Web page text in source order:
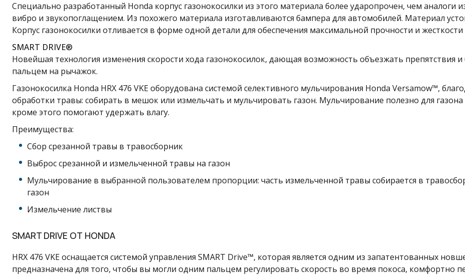
Специально разработанный Honda корпус газонокосилки из этого материала более ударопрочен, чем аналоги
вибро и звукопоглащением. Из похожего материала изготавливаются бампера для автомобилей. Материал
Корпус газонокосилки отливается в форме одной детали для обеспечения максимальной прочности и жесткости
SMART DRIVE®
Новейшая технология изменения скорости хода газонокосилок, дающая возможность объезжать
пальцем на рычажок.
Газонокосилка Honda HRX 476 VKE оборудована системой селективного мульчирования Honda Versamow™,
обработки травы: собирать в мешок или измельчать и мульчировать газон. Мульчирование полезно для
кроме этого помогают удержать влагу.
Преимущества:
Сбор срезанной травы в травосборник
Выброс срезанной и измельченной травы на газон
Мульчирование в выбранной пользователем пропорции: часть измельченной травы собирается в
газон
Измельчение листвы
SMART DRIVE ОТ HONDA
HRX 476 VKE оснащается системой управления SMART Drive™, которая является одним из запатентованных
предназначена для того, чтобы вы могли одним пальцем регулировать скорость во время покоса, комфортно